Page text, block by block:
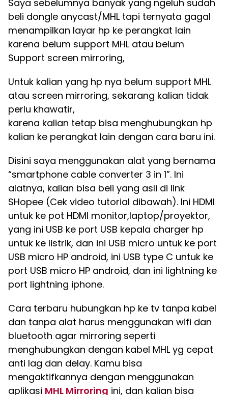
Saya sebelumnya banyak yang ngeluh sudah
beli dongle anycast/MHL tapi ternyata gagal
menampilkan layar hp ke perangkat lain
karena belum support MHL atau belum
Support screen mirroring,
Untuk kalian yang hp nya belum support MHL
atau screen mirroring, sekarang kalian tidak
perlu khawatir,
karena kalian tetap bisa menghubungkan hp
kalian ke perangkat lain dengan cara baru ini.
Disini saya menggunakan alat yang bernama
“smartphone cable converter 3 in 1”. Ini
alatnya, kalian bisa beli yang asli di link
SHopee (Cek video tutorial dibawah). Ini HDMI
untuk ke pot HDMI monitor,laptop/proyektor,
yang ini USB ke port USB kepala charger hp
untuk ke listrik, dan ini USB micro untuk ke port
USB micro HP android, ini USB type C untuk ke
port USB micro HP android, dan ini lightning ke
port lightning iphone.
Cara terbaru hubungkan hp ke tv tanpa kabel
dan tanpa alat harus menggunakan wifi dan
bluetooth agar mirroring seperti
menghubungkan dengan kabel MHL yg cepat
anti lag dan delay. Kamu bisa
mengaktifkannya dengan menggunakan
aplikasi MHL Mirroring ini, dan kalian bisa